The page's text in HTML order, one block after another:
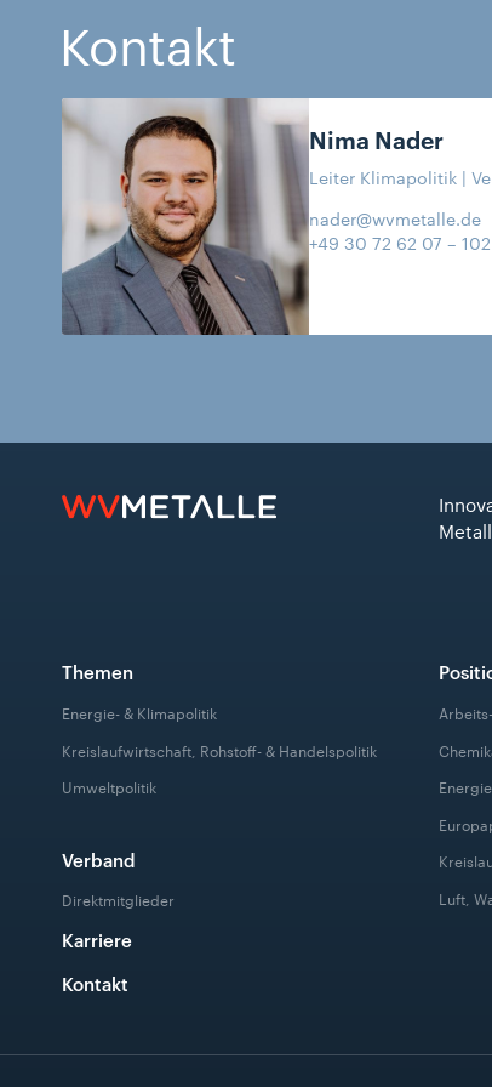
Kontakt
Nima Nader
Leiter Klimapolitik |
nader@wvmetalle.de
+49 30 72 62 07 – 102
Themen
Energie- & Klimapolitik
Kreislaufwirtschaft, Rohstoff- & Handelspolitik
Umweltpolitik
Verband
Direktmitglieder
Karriere
Kontakt
Luft,